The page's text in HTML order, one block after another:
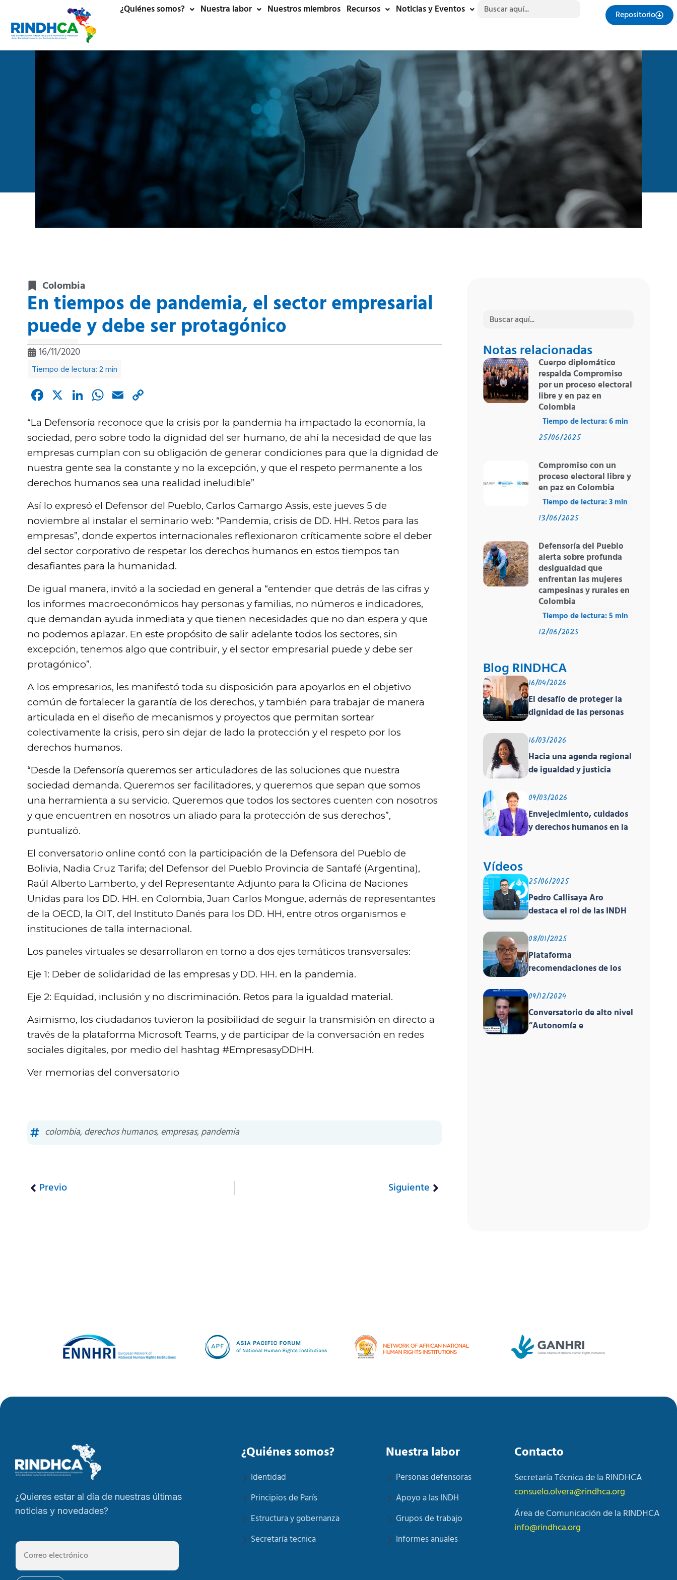
¿Quiénes somos? Nuestra labor Nuestros miembros Recursos Noticias y Eventos Buscar:
Repositorio
Colombia
En tiempos de pandemia, el sector empresarial
puede y debe ser protagónico
16/11/2020
Facebook
X LinkedIn
WhatsApp
Email
“La Defensoría reconoce que la crisis por la pandemia ha impactado la economía, la
sociedad, pero sobre todo la dignidad del ser humano, de ahí la necesidad de que las
empresas cumplan con su obligación de generar condiciones para que la dignidad de
nuestra gente sea la constante y no la excepción, y que el respeto permanente a los
derechos humanos sea una realidad ineludible”
Así lo expresó el Defensor del Pueblo, Carlos Camargo Assis, este jueves 5 de
noviembre al instalar el seminario web: “Pandemia, crisis de DD. HH. Retos para las
empresas”, donde expertos internacionales reflexionaron críticamente sobre el deber
del sector corporativo de respetar los derechos humanos en estos tiempos tan
desafiantes para la humanidad.
De igual manera, invitó a la sociedad en general a “entender que detrás de las cifras y
los informes macroeconómicos hay personas y familias, no números e indicadores,
que demandan ayuda inmediata y que tienen necesidades que no dan espera y que
no podemos aplazar. En este propósito de salir adelante todos los sectores, sin
excepción, tenemos algo que contribuir, y el sector empresarial puede y debe ser
protagónico”.
A los empresarios, les manifestó toda su disposición para apoyarlos en el objetivo
común de fortalecer la garantía de los derechos, y también para trabajar de manera
articulada en el diseño de mecanismos y proyectos que permitan sortear
colectivamente la crisis, pero sin dejar de lado la protección y el respeto por los
derechos humanos.
“Desde la Defensoría queremos ser articuladores de las soluciones que nuestra
sociedad demanda. Queremos ser facilitadores, y queremos que sepan que somos
una herramienta a su servicio. Queremos que todos los sectores cuenten con nosotros
y que encuentren en nosotros un aliado para la protección de sus derechos”,
puntualizó.
El conversatorio online contó con la participación de la Defensora del Pueblo de
Bolivia, Nadia Cruz Tarifa; del Defensor del Pueblo Provincia de Santafé (Argentina),
Raúl Alberto Lamberto, y del Representante Adjunto para la Oficina de Naciones
Unidas para los DD. HH. en Colombia, Juan Carlos Mongue, además de representantes
de la OECD, la OIT, del Instituto Danés para los DD. HH, entre otros organismos e
instituciones de talla internacional.
Los paneles virtuales se desarrollaron en torno a dos ejes temáticos transversales:
Eje 1: Deber de solidaridad de las empresas y DD. HH. en la pandemia.
Eje 2: Equidad, inclusión y no discriminación. Retos para la igualdad material.
Asimismo, los ciudadanos tuvieron la posibilidad de seguir la transmisión en directo a
través de la plataforma Microsoft Teams, y de participar de la conversación en redes
sociales digitales, por medio del hashtag #EmpresasyDDHH.
Ver memorias del conversatorio
colombia,derechos humanos,empresas,pandemia
Previo Siguiente
Buscar:
Notas relacionadas
Cuerpo diplomático
respalda Compromiso
por un proceso electoral
libre y en paz en
Colombia
25/06/2025
Compromiso con un
proceso electoral libre y
en paz en Colombia
13/06/2025
Defensoría del Pueblo
alerta sobre profunda
desigualdad que
enfrentan las mujeres
campesinas y rurales en
Colombia
12/06/2025
Blog RINDHCA
16/04/2026
El desafío de proteger la
dignidad de las personas
un contexto
deshumanizante y cruel
16/03/2026
Hacia una agenda regional
de igualdad y justicia
09/03/2026
Envejecimiento, cuidados
y derechos humanos en la
Vídeos
25/06/2025
Pedro Callisaya Aro
destaca el rol de las INDH
global sobre derechos
humanos organizado por
PNUD, la OACNUDH y la
08/01/2025
Plataforma
recomendaciones de los
el EPU
09/12/2024
Conversatorio de alto nivel
“Autonomía e
¿Quieres estar al día de nuestras últimas
noticias y novedades?
¿Quiénes somos?
Identidad
Principios de París
Estructura y gobernanza
Secretaría tecnica
Nuestra labor
Personas defensoras
Apoyo a las INDH
Grupos de trabajo
Informes anuales
Contacto
Secretaría Técnica de la RINDHCA
consuelo.olvera@rindhca.org
Área de Comunicación de la RINDHCA
info@rindhca.org